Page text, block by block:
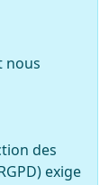
de
nous
des
exige